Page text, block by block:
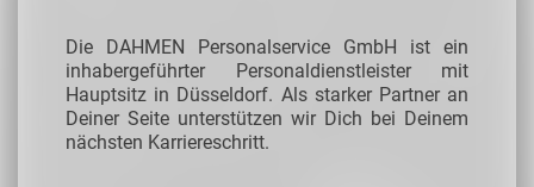
Die DAHMEN Personalservice GmbH ist ein
inhabergeführter Personaldienstleister mit
Hauptsitz in Düsseldorf. Als starker Partner an
Deiner Seite unterstützen wir Dich bei Deinem
nächsten Karriereschritt.